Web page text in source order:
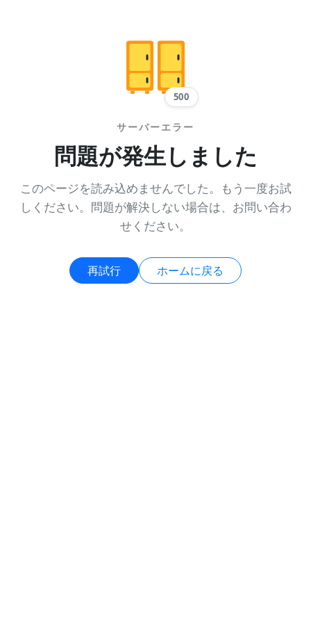
500
サーバーエラー
問題が発生しました
このページを読み込めませんでした。もう一度お試
しください。問題が解決しない場合は、お問い合わ
せください。
再試行 ホームに戻る